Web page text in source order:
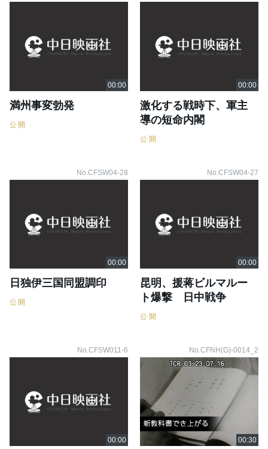
満州事変勃発
公開
激化する戦時下、軍主
導の短命内閣
公開
No.CFSW04-28
日独伊三国同盟調印
公開
No.CFSW04-27
昆明、援蒋ビルマルー
ト爆撃 日中戦争
公開
No.CFSW011-6 No.CFNH(G)-0014_2